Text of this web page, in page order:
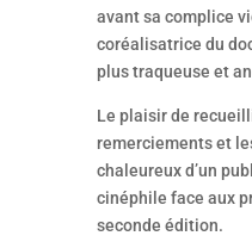
avant sa complice
coréalisatrice du
plus traqueuse et
Le plaisir de
remerciements et
chaleureux d’un
cinéphile face aux
seconde édition.